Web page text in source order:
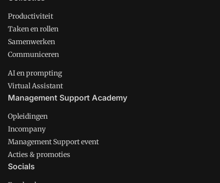
Productiviteit
Taken en rollen
Samenwerken
Communiceren
AI en prompting
Virtual Assistant
Management Support Academy
Opleidingen
Incompany
Management Support event
Acties & promoties
Socials